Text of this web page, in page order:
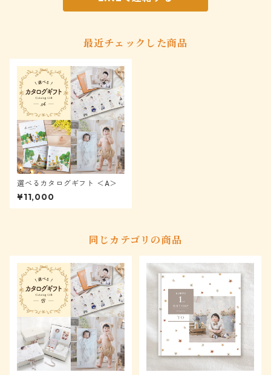
最近チェックした商品
選べるカタログギフト ＜A＞
¥11,000
同じカテゴリの商品